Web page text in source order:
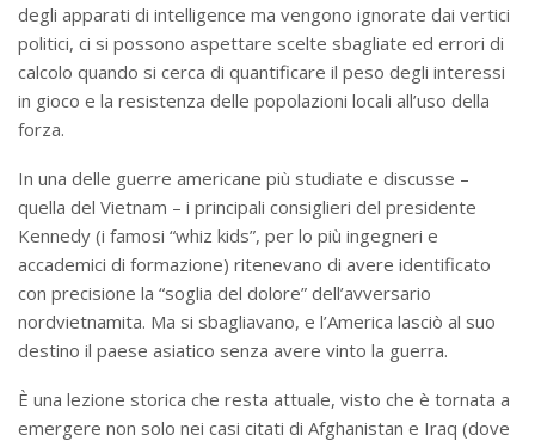
degli apparati di intelligence ma vengono ignorate dai vertici
politici, ci si possono aspettare scelte sbagliate ed errori di
calcolo quando si cerca di quantificare il peso degli interessi
in gioco e la resistenza delle popolazioni locali all’uso della
forza.
In una delle guerre americane più studiate e discusse –
quella del Vietnam – i principali consiglieri del presidente
Kennedy (i famosi “whiz kids”, per lo più ingegneri e
accademici di formazione) ritenevano di avere identificato
con precisione la “soglia del dolore” dell’avversario
nordvietnamita. Ma si sbagliavano, e l’America lasciò al suo
destino il paese asiatico senza avere vinto la guerra.
È una lezione storica che resta attuale, visto che è tornata a
emergere non solo nei casi citati di Afghanistan e Iraq (dove